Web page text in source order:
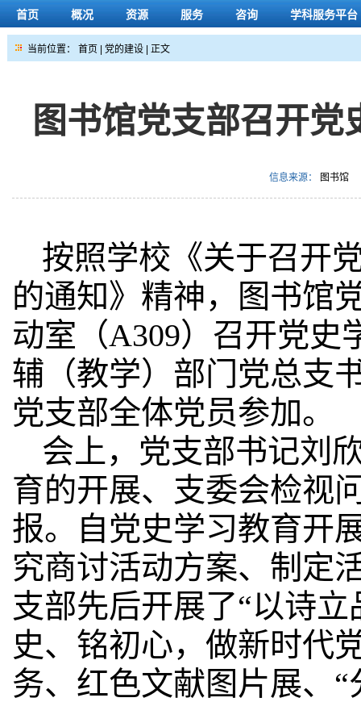
首页 概况 资源 服务 咨询 学科服务平台
当前位置： 首页 党的建设 | 正文
图书馆党支部召开
信息来源： 图书馆
按照学校《关于召开
的通知》精神，图书馆
动室（A309）召开党史
辅（教学）部门党总支
党支部全体党员参加。
会上，党支部书记刘
育的开展、 支委会检视
报。自党史学习教育开
究商讨活动方案、制定
支部先后开展了“以诗
史、铭初心，做新时代
务、红色文献图片展、